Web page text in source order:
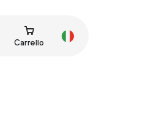
Carrello